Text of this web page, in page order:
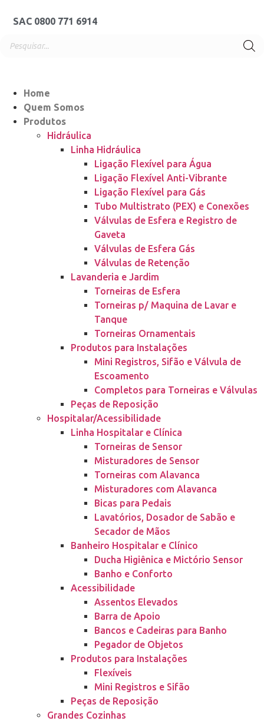
SAC 0800 771 6914
Home
Quem Somos
Produtos
Hidráulica
Linha Hidráulica
Ligação Flexível para Água
Ligação Flexível Anti-Vibrante
Ligação Flexível para Gás
Tubo Multistrato (PEX) e Conexões
Válvulas de Esfera e Registro de
Gaveta
Válvulas de Esfera Gás
Válvulas de Retenção
Lavanderia e Jardim
Torneiras de Esfera
Torneiras p/ Maquina de Lavar e
Tanque
Torneiras Ornamentais
Produtos para Instalações
Mini Registros, Sifão e Válvula de
Escoamento
Completos para Torneiras e Válvulas
Peças de Reposição
Hospitalar/Acessibilidade
Linha Hospitalar e Clínica
Torneiras de Sensor
Misturadores de Sensor
Torneiras com Alavanca
Misturadores com Alavanca
Bicas para Pedais
Lavatórios, Dosador de Sabão e
Secador de Mãos
Banheiro Hospitalar e Clínico
Ducha Higiênica e Mictório Sensor
Banho e Conforto
Acessibilidade
Assentos Elevados
Barra de Apoio
Bancos e Cadeiras para Banho
Pegador de Objetos
Produtos para Instalações
Flexíveis
Mini Registros e Sifão
Peças de Reposição
Grandes Cozinhas